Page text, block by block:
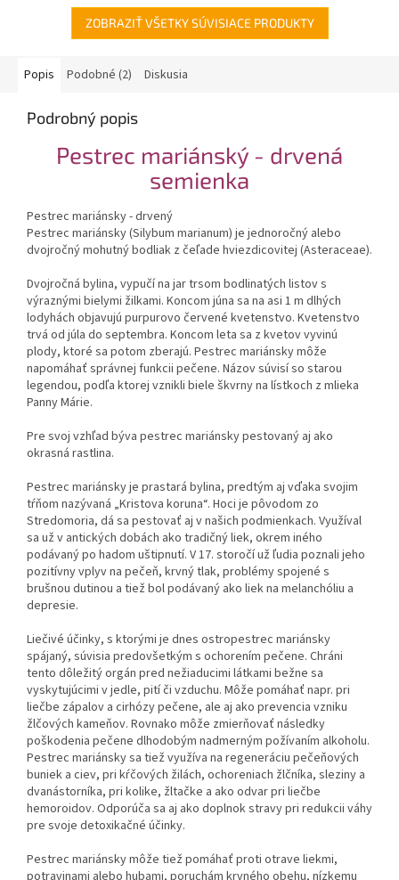
ZOBRAZIŤ VŠETKY SÚVISIACE PRODUKTY
Popis Podobné (2) Diskusia
Podrobný popis
Pestrec mariánský - drvená
semienka
Pestrec mariánsky - drvený
Pestrec mariánsky (Silybum marianum) je jednoročný alebo
dvojročný mohutný bodliak z čeľade hviezdicovitej (Asteraceae).
Dvojročná bylina, vypučí na jar trsom bodlinatých listov s
výraznými bielymi žilkami. Koncom júna sa na asi 1 m dlhých
lodyhách objavujú purpurovo červené kvetenstvo. Kvetenstvo
trvá od júla do septembra. Koncom leta sa z kvetov vyvinú
plody, ktoré sa potom zberajú. Pestrec mariánsky môže
napomáhať správnej funkcii pečene. Názov súvisí so starou
legendou, podľa ktorej vznikli biele škvrny na lístkoch z mlieka
Panny Márie.
Pre svoj vzhľad býva pestrec mariánsky pestovaný aj ako
okrasná rastlina.
Pestrec mariánsky je prastará bylina, predtým aj vďaka svojim
tŕňom nazývaná „Kristova koruna“. Hoci je pôvodom zo
Stredomoria, dá sa pestovať aj v našich podmienkach. Využíval
sa už v antických dobách ako tradičný liek, okrem iného
podávaný po hadom uštipnutí. V 17. storočí už ľudia poznali jeho
pozitívny vplyv na pečeň, krvný tlak, problémy spojené s
brušnou dutinou a tiež bol podávaný ako liek na melanchóliu a
depresie.
Liečivé účinky, s ktorými je dnes ostropestrec mariánsky
spájaný, súvisia predovšetkým s ochorením pečene. Chráni
tento dôležitý orgán pred nežiaducimi látkami bežne sa
vyskytujúcimi v jedle, pití či vzduchu. Môže pomáhať napr. pri
liečbe zápalov a cirhózy pečene, ale aj ako prevencia vzniku
žlčových kameňov. Rovnako môže zmierňovať následky
poškodenia pečene dlhodobým nadmerným požívaním alkoholu.
Pestrec mariánsky sa tiež využíva na regeneráciu pečeňových
buniek a ciev, pri kŕčových žilách, ochoreniach žlčníka, sleziny a
dvanástorníka, pri kolike, žltačke a ako odvar pri liečbe
hemoroidov. Odporúča sa aj ako doplnok stravy pri redukcii váhy
pre svoje detoxikačné účinky.
Pestrec mariánsky môže tiež pomáhať proti otrave liekmi,
potravinami alebo hubami, poruchám krvného obehu, nízkemu